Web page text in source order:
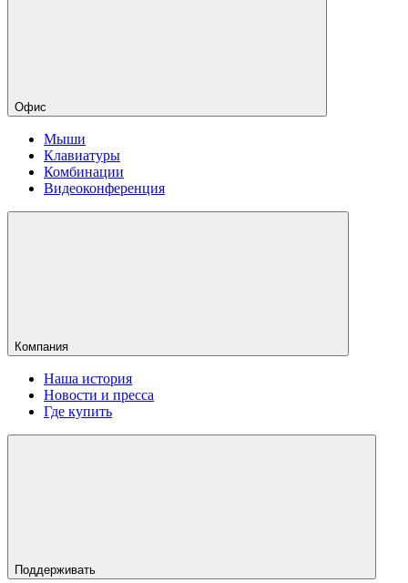
Офис
Мыши
Клавиатуры
Комбинации
Видеоконференция
Компания
Наша история
Новости и пресса
Где купить
Поддерживать